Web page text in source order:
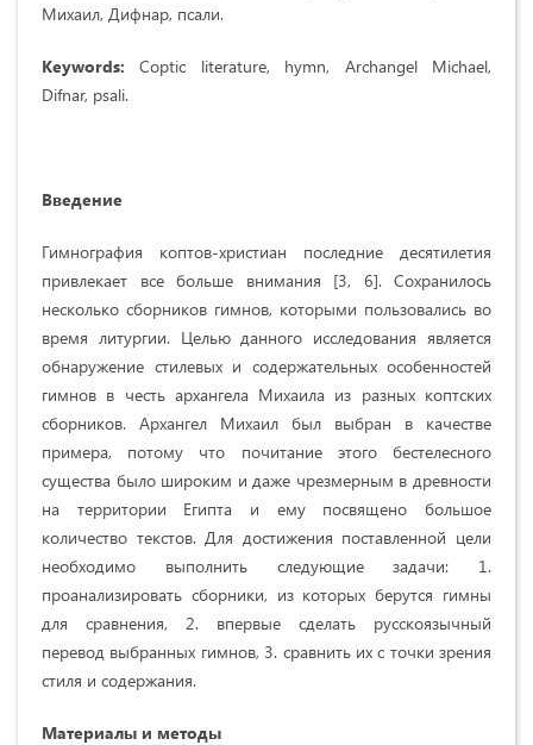
Михаил, Дифнар, псали.
Keywords: Coptic literature, hymn, Archangel Michael,
Difnar, psali.
Введение
Гимнография коптов-христиан последние десятилетия
привлекает все больше внимания [3, 6]. Сохранилось
несколько сборников гимнов, которыми пользовались во
время литургии. Целью данного исследования является
обнаружение стилевых и содержательных особенностей
гимнов в честь архангела Михаила из разных коптских
сборников. Архангел Михаил был выбран в качестве
примера, потому что почитание этого бестелесного
существа было широким и даже чрезмерным в древности
на территории Египта и ему посвящено большое
количество текстов. Для достижения поставленной цели
необходимо выполнить следующие задачи: 1.
проанализировать сборники, из которых берутся гимны
для сравнения, 2. впервые сделать русскоязычный
перевод выбранных гимнов, 3. сравнить их с точки зрения
стиля и содержания.
Материалы и методы